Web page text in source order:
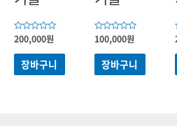
5
중에서
0
로
평가됨
200,000원
장바구니
5
중에서
0
로
평가됨
100,000원
장바구니